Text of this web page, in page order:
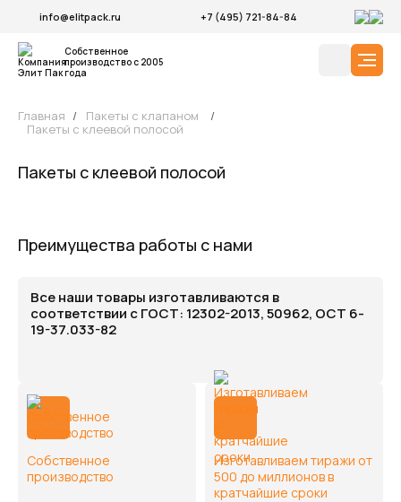
info@elitpack.ru +7 (495) 721-84-84
Собственное
производство с 2005
года
Главная / Пакеты с клапаном
/
Пакеты с клеевой полосой
Пакеты с клеевой полосой
Преимущества работы с нами
Все наши товары изготавливаются в
соответствии с ГОСТ: 12302-2013, 50962, ОСТ 6-
19-37.033-82
Собственное
производство
Изготавливаем тиражи от
500 до миллионов в
кратчайшие сроки